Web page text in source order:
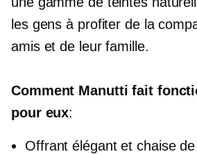
les gens à profiter de la
amis et de leur famille.
Comment Manutti fait
pour eux:
Offrant élégant etchaise